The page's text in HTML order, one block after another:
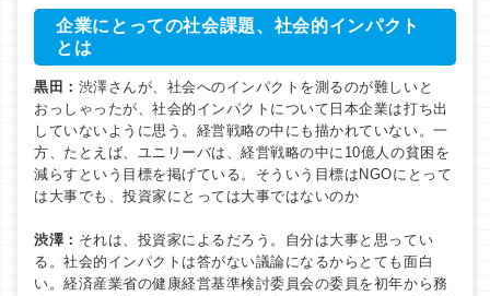
企業にとっての社会課題、社会的インパクト
とは
黒田： 渋澤さんが、社会へのインパクトを測るのが難しいと
おっしゃったが、社会的インパクトについて日本企業は打ち出
していないように思う。経営戦略の中にも描かれていない。一
方、たとえば、ユニリーバは、経営戦略の中に10億人の貧困を
減らすという目標を掲げている。そういう目標はNGOにとって
は大事でも、投資家にとっては大事ではないのか
渋澤： それは、投資家によるだろう。自分は大事と思ってい
る。社会的インパクトは答がない議論になるからとても面白
い。経済産業省の健康経営基準検討委員会の委員を初年から務